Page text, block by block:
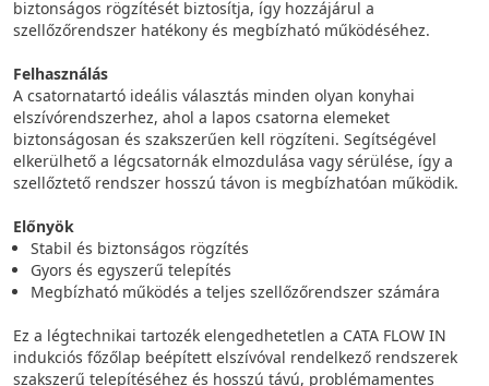
biztonságos rögzítését biztosítja, így hozzájárul a
szellőzőrendszer hatékony és megbízható működéséhez.
Felhasználás
A csatornatartó ideális választás minden olyan konyhai
elszívórendszerhez, ahol a lapos csatorna elemeket
biztonságosan és szakszerűen kell rögzíteni. Segítségével
elkerülhető a légcsatornák elmozdulása vagy sérülése, így a
szellőztető rendszer hosszú távon is megbízhatóan működik.
Előnyök
Stabil és biztonságos rögzítés
Gyors és egyszerű telepítés
Megbízható működés a teljes szellőzőrendszer számára
Ez a légtechnikai tartozék elengedhetetlen a CATA FLOW IN
indukciós főzőlap beépített elszívóval rendelkező rendszerek
szakszerű telepítéséhez és hosszú távú, problémamentes